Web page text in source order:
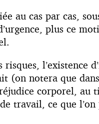
au cas par cas,
plus ce
l’existence
notera que
corporel, au
travail, ce que